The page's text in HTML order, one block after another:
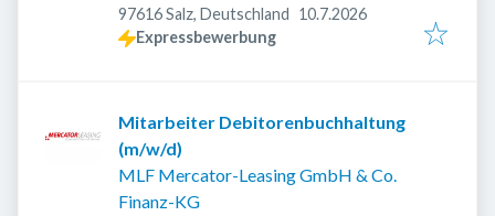
97616 Salz, Deutschland Veröffentlicht
10.7.2026
Expressbewerbung
Mitarbeiter Debitorenbuchhaltung
(m/w/d)
MLF Mercator-Leasing GmbH & Co.
Finanz-KG